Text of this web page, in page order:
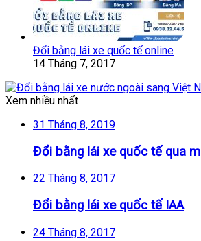
Đổi bằng lái xe quốc tế online
14 Tháng 7, 2017
Xem nhiều nhất
31 Tháng 8, 2019
Đổi bằng lái xe quốc tế qua
22 Tháng 8, 2017
Đổi bằng lái xe quốc tế IAA
24 Tháng 8, 2017